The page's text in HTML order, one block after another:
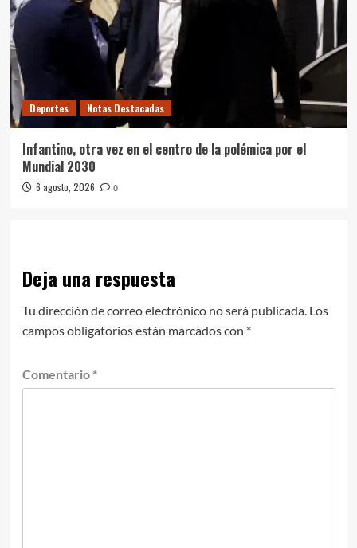
Deportes Notas Destacadas
Infantino, otra vez en el centro de la polémica por el
Mundial 2030
6 agosto, 2026 0
Deja una respuesta
Tu dirección de correo electrónico no será publicada. Los
campos obligatorios están marcados con *
Comentario *